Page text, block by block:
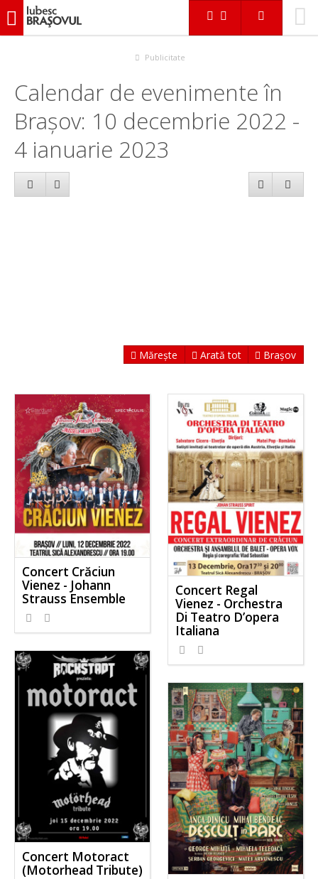
iubescbraşovul.ro
Publicitate
Calendar de evenimente în
Brașov: 10 decembrie 2022 -
4 ianuarie 2023
Mărește Arată tot Brașov
Concert Crăciun
Vienez - Johann
Strauss Ensemble
Concert Regal
Vienez - Orchestra
Di Teatro D’opera
Italiana
Concert Motoract
(Motorhead Tribute)